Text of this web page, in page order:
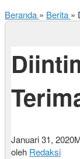
Beranda » Berita »
Januari 31, 2020
oleh Redaksi